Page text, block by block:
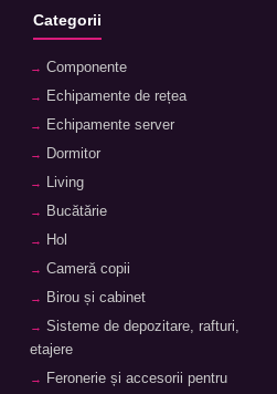
Categorii
Componente
Echipamente de rețea
Echipamente server
Dormitor
Living
Bucătărie
Hol
Cameră copii
Birou și cabinet
Sisteme de depozitare, rafturi,
etajere
Feronerie și accesorii pentru